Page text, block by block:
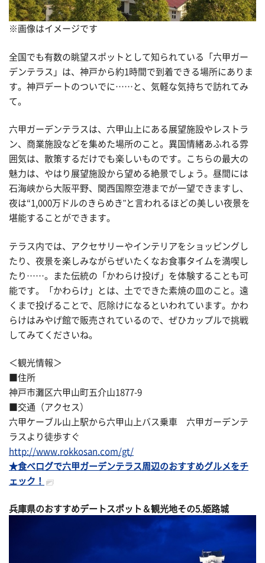
※画像はイメージです
全国でも有数の眺望スポットとして知られている「六甲ガー
デンテラス」は、神戸から約1時間で到着できる場所にありま
す。神戸デートのついでに……と、気軽な気持ちで訪れてみ
て。
六甲ガーデンテラスは、六甲山上にある展望施設やレストラ
ン、商業施設などを集めた場所のこと。異国情緒あふれる雰
囲気は、散策するだけでも楽しいものです。こちらの最大の
魅力は、やはり展望施設から望める絶景でしょう。昼間には
石海峡から大阪平野、関西国際空港までが一望できますし、
夜は“1,000万ドルのきらめき"と言われるほどの美しい夜景を
堪能することができます。
テラス内では、アクセサリーやインテリアをショッピングし
たり、夜景を楽しみながらぜいたくなお食事タイムを満喫し
たり……。また伝統の「かわらけ投げ」を体験することも可
能です。「かわらけ」とは、土でできた素焼の皿のこと。遠
くまで投げることで、厄除けになるといわれています。かわ
らけはみやげ館で販売されているので、ぜひカップルで挑戦
してみてくださいね。
＜観光情報＞
■住所
神戸市灘区六甲山町五介山1877-9
■交通（アクセス）
六甲ケーブル山上駅から六甲山上バス乗車 六甲ガーデンテ
ラスより徒歩すぐ
http://www.rokkosan.com/gt/
★食べログで六甲ガーデンテラス周辺のおすすめグルメをチ
ェック！
兵庫県のおすすめデートスポット＆観光地その5.姫路城